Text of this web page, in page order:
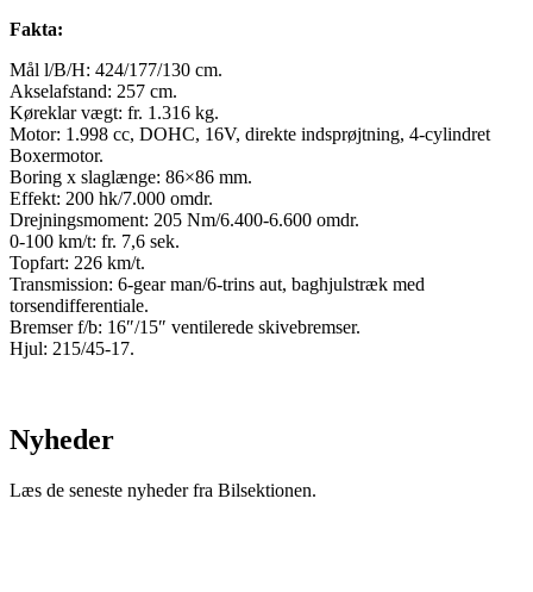
Fakta:
Mål l/B/H: 424/177/130 cm.
Akselafstand: 257 cm.
Køreklar vægt: fr. 1.316 kg.
Motor: 1.998 cc, DOHC, 16V, direkte indsprøjtning, 4-cylindret
Boxermotor.
Boring x slaglænge: 86×86 mm.
Effekt: 200 hk/7.000 omdr.
Drejningsmoment: 205 Nm/6.400-6.600 omdr.
0-100 km/t: fr. 7,6 sek.
Topfart: 226 km/t.
Transmission: 6-gear man/6-trins aut, baghjulstræk med
torsendifferentiale.
Bremser f/b: 16″/15″ ventilerede skivebremser.
Hjul: 215/45-17.
Nyheder
Læs de seneste nyheder fra Bilsektionen.